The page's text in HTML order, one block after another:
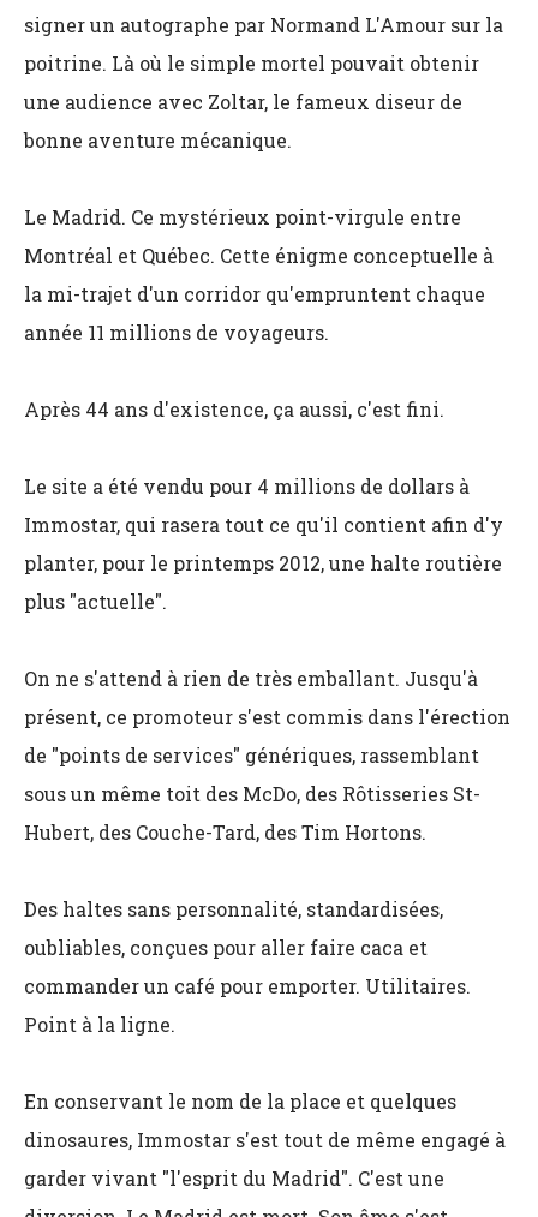
signer un autographe par Normand L'Amour sur la
poitrine. Là où le simple mortel pouvait obtenir
une audience avec Zoltar, le fameux diseur de
bonne aventure mécanique.
Le Madrid. Ce mystérieux point-virgule entre
Montréal et Québec. Cette énigme conceptuelle à
la mi-trajet d'un corridor qu'empruntent chaque
année 11 millions de voyageurs.
Après 44 ans d'existence, ça aussi, c'est fini.
Le site a été vendu pour 4 millions de dollars à
Immostar, qui rasera tout ce qu'il contient afin d'y
planter, pour le printemps 2012, une halte routière
plus "actuelle".
On ne s'attend à rien de très emballant. Jusqu'à
présent, ce promoteur s'est commis dans l'érection
de "points de services" génériques, rassemblant
sous un même toit des McDo, des Rôtisseries St-
Hubert, des Couche-Tard, des Tim Hortons.
Des haltes sans personnalité, standardisées,
oubliables, conçues pour aller faire caca et
commander un café pour emporter. Utilitaires.
Point à la ligne.
En conservant le nom de la place et quelques
dinosaures, Immostar s'est tout de même engagé à
garder vivant "l'esprit du Madrid". C'est une